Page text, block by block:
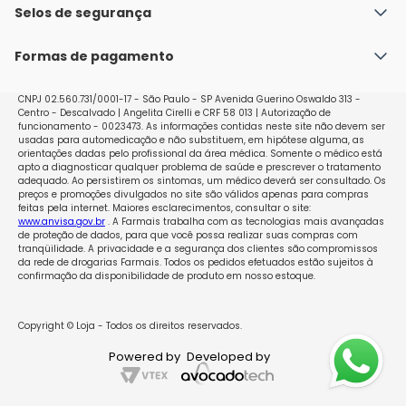
4-5mcg Crianças acima de 12 anos > 150mcg 2-3mcg
*Devem ser ajustadas com base na resposta clínica e
de ingerir os comprimidos, estes devem ser triturados
ml ou 1-2 colheres de chá). Esta suspensão pode ser
administrada em colher ou conta-gotas. Os
comprimidos triturados podem também ser
administrados com pequenas quantidades de
alimentos devendo-se, porém, evitar alimentos que
sabidamente diminuem a absorção da levotiroxina,
tais como as fórmulas pediátricas ou outras
preparações com soja, fibras, sementes, pois esses
tipos de alimentos podem interferir na absorção de
Levoid. A suspensão preparada não pode ser guardada
riscos de uso por via de administração não
recomendada são a não obtenção do efeito desejado
e ocorrência de reações adversas. Siga a orientação
de seu médico, respeitando sempre os horários, as
Nossas lojas
Política de Envio
Políticas de Trocas e Devoluções
Selos de segurança
Formas de pagamento
CNPJ 02.560.731/0001-17 - São Paulo - SP Avenida Guerino Oswaldo 313 -
Centro - Descalvado | Angelita Cirelli e CRF 58 013 | Autorização de
funcionamento - 0023473. As informações contidas neste site não devem ser
usadas para automedicação e não substituem, em hipótese alguma, as
orientações dadas pelo profissional da área médica. Somente o médico está
apto a diagnosticar qualquer problema de saúde e prescrever o tratamento
adequado. Ao persistirem os sintomas, um médico deverá ser consultado. Os
preços e promoções divulgados no site são válidos apenas para compras
feitas pela internet. Maiores esclarecimentos, consultar o site:
www.anvisa.gov.br. A Farmais trabalha com as tecnologias mais avançadas
de proteção de dados, para que você possa realizar suas compras com
tranqüilidade. A privacidade e a segurança dos clientes são compromissos
da rede de drogarias Farmais. Todos os pedidos efetuados estão sujeitos à
confirmação da disponibilidade de produto em nosso estoque.
Copyright © Loja - Todos os direitos reservados.
Powered by Developed by